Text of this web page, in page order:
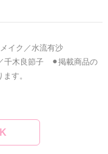
イク／水流有沙
千木良節子 ⚫︎掲載商品の
す。